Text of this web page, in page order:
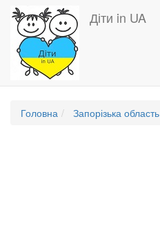
Перейти
основного
вмісту
Діти in UA
Головна Запорізька область